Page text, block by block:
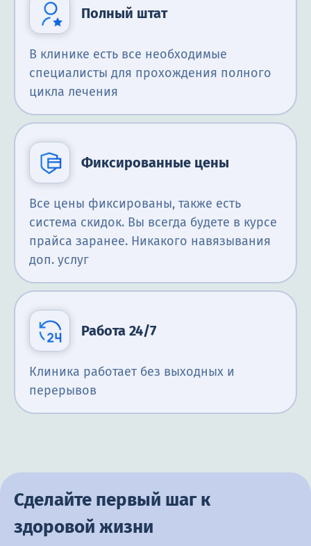
Полный штат
В клинике есть все необходимые
специалисты для прохождения полного
цикла лечения
Фиксированные цены
Все цены фиксированы, также есть
система скидок. Вы всегда будете в курсе
прайса заранее. Никакого навязывания
доп. услуг
Работа 24/7
Клиника работает без выходных и
перерывов
Сделайте первый шаг к
здоровой жизни